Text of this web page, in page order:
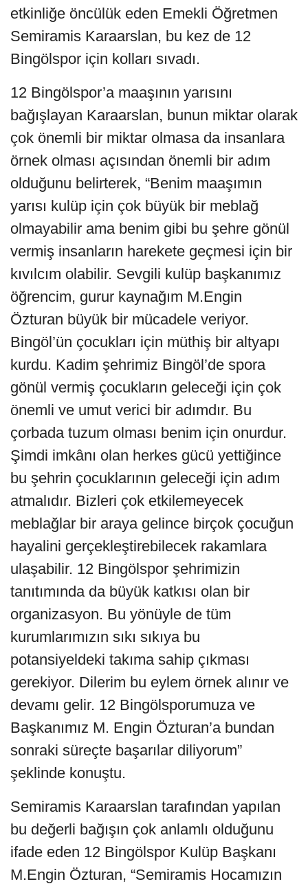
etkinliğe öncülük eden Emekli Öğretmen
Semiramis Karaarslan, bu kez de 12
Bingölspor için kolları sıvadı.
12 Bingölspor’a maaşının yarısını
bağışlayan Karaarslan, bunun miktar olarak
çok önemli bir miktar olmasa da insanlara
örnek olması açısından önemli bir adım
olduğunu belirterek, “Benim maaşımın
yarısı kulüp için çok büyük bir meblağ
olmayabilir ama benim gibi bu şehre gönül
vermiş insanların harekete geçmesi için bir
kıvılcım olabilir. Sevgili kulüp başkanımız
öğrencim, gurur kaynağım M.Engin
Özturan büyük bir mücadele veriyor.
Bingöl’ün çocukları için müthiş bir altyapı
kurdu. Kadim şehrimiz Bingöl’de spora
gönül vermiş çocukların geleceği için çok
önemli ve umut verici bir adımdır. Bu
çorbada tuzum olması benim için onurdur.
Şimdi imkânı olan herkes gücü yettiğince
bu şehrin çocuklarının geleceği için adım
atmalıdır. Bizleri çok etkilemeyecek
meblağlar bir araya gelince birçok çocuğun
hayalini gerçekleştirebilecek rakamlara
ulaşabilir. 12 Bingölspor şehrimizin
tanıtımında da büyük katkısı olan bir
organizasyon. Bu yönüyle de tüm
kurumlarımızın sıkı sıkıya bu
potansiyeldeki takıma sahip çıkması
gerekiyor. Dilerim bu eylem örnek alınır ve
devamı gelir. 12 Bingölsporumuza ve
Başkanımız M. Engin Özturan’a bundan
sonraki süreçte başarılar diliyorum”
şeklinde konuştu.
Semiramis Karaarslan tarafından yapılan
bu değerli bağışın çok anlamlı olduğunu
ifade eden 12 Bingölspor Kulüp Başkanı
M.Engin Özturan, “Semiramis Hocamızın